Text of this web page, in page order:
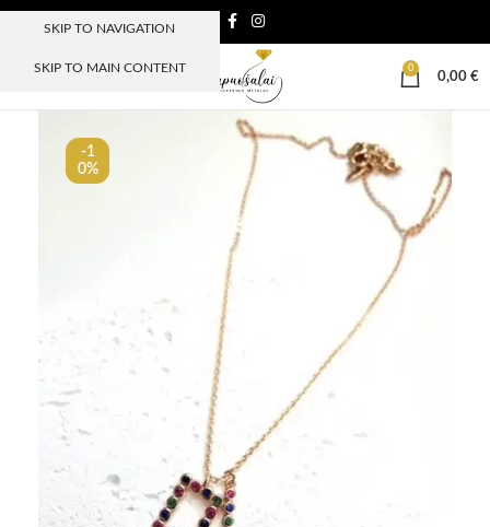
SKIP TO NAVIGATION
SKIP TO MAIN CONTENT
MENIU
0
0,00 €
-1
0%